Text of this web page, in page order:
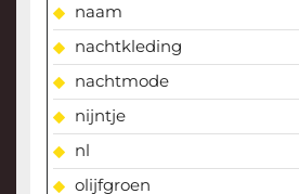
naam
nachtkleding
nachtmode
nijntje
nl
olijfgroen